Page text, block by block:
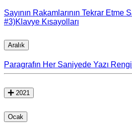
Sayının Rakamlarının Tekrar Etme
#3)Klavye Kısayolları
Aralık
Paragrafın Her Saniyede Yazı
2021
Ocak